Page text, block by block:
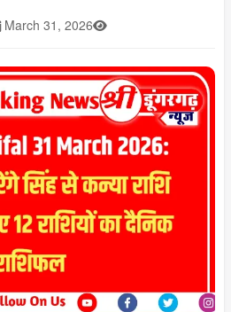
March 31, 2026